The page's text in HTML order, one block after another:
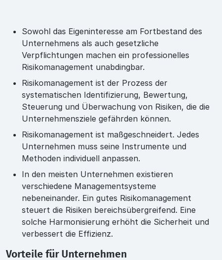
Sowohl das Eigeninteresse am Fortbestand des
Unternehmens als auch gesetzliche
Verpflichtungen machen ein professionelles
Risikomanagement unabdingbar.
Risikomanagement ist der Prozess der
systematischen Identifizierung, Bewertung,
Steuerung und Überwachung von Risiken, die die
Unternehmensziele gefährden können.
Risikomanagement ist maßgeschneidert. Jedes
Unternehmen muss seine Instrumente und
Methoden individuell anpassen.
In den meisten Unternehmen existieren
verschiedene Managementsysteme
nebeneinander. Ein gutes Risikomanagement
steuert die Risiken bereichsübergreifend. Eine
solche Harmonisierung erhöht die Sicherheit und
verbessert die Effizienz.
Vorteile für Unternehmen